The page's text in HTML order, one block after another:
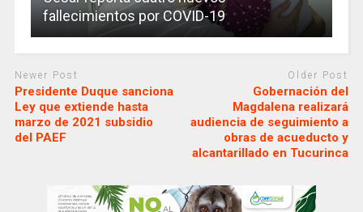
fallecimientos por COVID-19
Newer Post
Presidente Duque sanciona
Ley que extiende hasta
marzo de 2021 subsidio
del PAEF
Older Post
Gobernación del
Magdalena realizará
audiencia de seguimiento a
obras de acueducto y
alcantarillado en Tucurinca